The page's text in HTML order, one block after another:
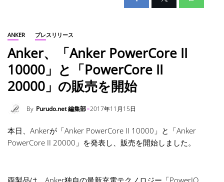
ANKER プレスリリース
Anker、「Anker PowerCore II
10000」と「PowerCore II
20000」の販売を開始
By Purudo.net 編集部 2017年11月15日
本日、Ankerが「Anker PowerCore II 10000」と「Anker
PowerCore II 20000」を発表し、販売を開始しました。
両製品は、Anker独自の最新充電テクノロジー「PowerIQ